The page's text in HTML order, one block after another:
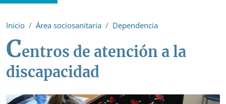
Inicio Área sociosanitaria Dependencia
Centros de atención a la
discapacidad